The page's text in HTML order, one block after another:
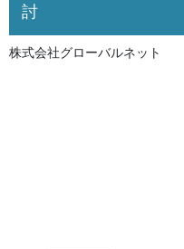
討
株式会社グローバルネット